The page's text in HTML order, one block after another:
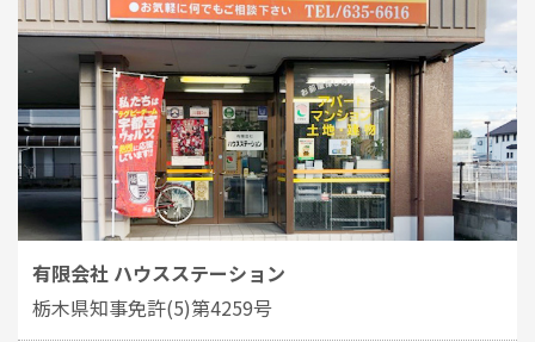
有限会社 ハウスステーション
栃木県知事免許(5)第4259号